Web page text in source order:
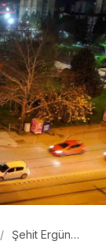
Şehit Ergün